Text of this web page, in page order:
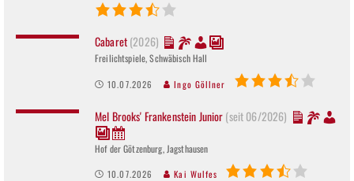
Cabaret(2026)
Freilichtspiele, Schwäbisch Hall
10.07.2026 Ingo Göllner
Mel Brooks' Frankenstein Junior(seit 06/2026)
Hof der Götzenburg, Jagsthausen
10.07.2026 Kai Wulfes